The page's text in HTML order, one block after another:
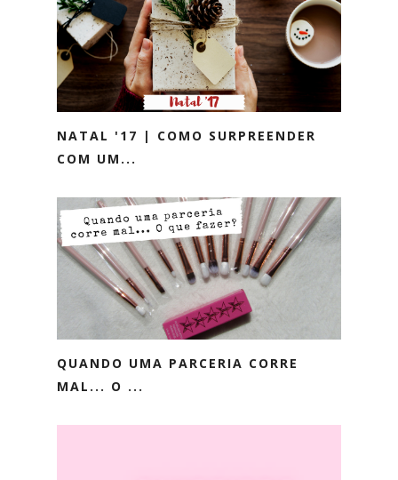
NATAL '17 | COMO SURPREENDER
COM UM...
QUANDO UMA PARCERIA CORRE
MAL... O ...